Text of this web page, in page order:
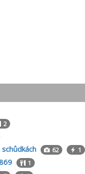
2
62 1
1